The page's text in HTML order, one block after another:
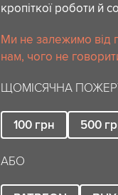
кропіткої роботи й
Ми не залежимо від
нам, чого не
ЩОМІСЯЧНА
100 грн 500
АБО